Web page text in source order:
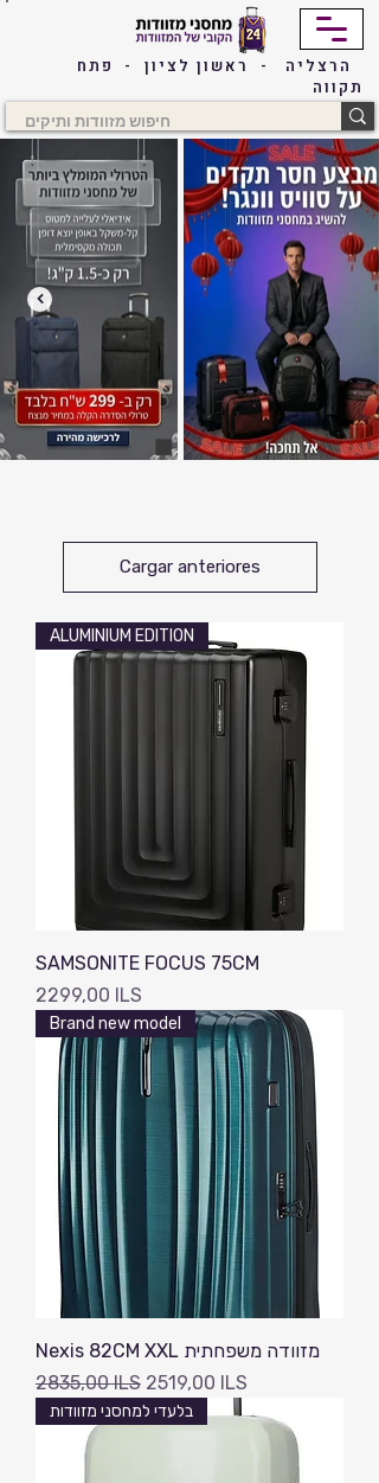
הרצליה - ראשון לציון - פתח
תקווה
Cargar anteriores
ALUMINIUM EDITION
SAMSONITE FOCUS 75CM
Precio
2299,00 ILS
Brand new model
Nexis 82CM XXL מזוודה משפחתית
Precio
2835,00 ILS Precio de oferta
2519,00 ILS
בלעדי למחסני מזוודות